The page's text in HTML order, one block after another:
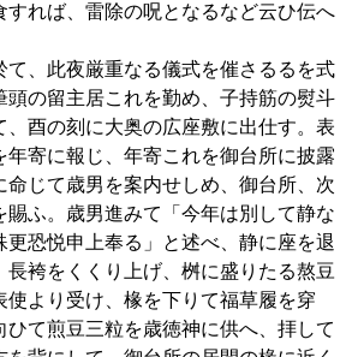
すれば、雷除の呪となるなど云ひ伝へ
、此夜厳重なる儀式を催さるるを式
頭の留主居これを勤め、子持筋の熨斗
、酉の刻に大奥の広座敷に出仕す。表
年寄に報じ、年寄これを御台所に披露
命じて歳男を案内せしめ、御台所、次
賜ふ。歳男進みて「今年は別して静な
更恐悦申上奉る」と述べ、静に座を退
長袴をくくり上げ、桝に盛りたる熬豆
使より受け、椽を下りて福草履を穿
ひて煎豆三粒を歳徳神に供へ、拝して